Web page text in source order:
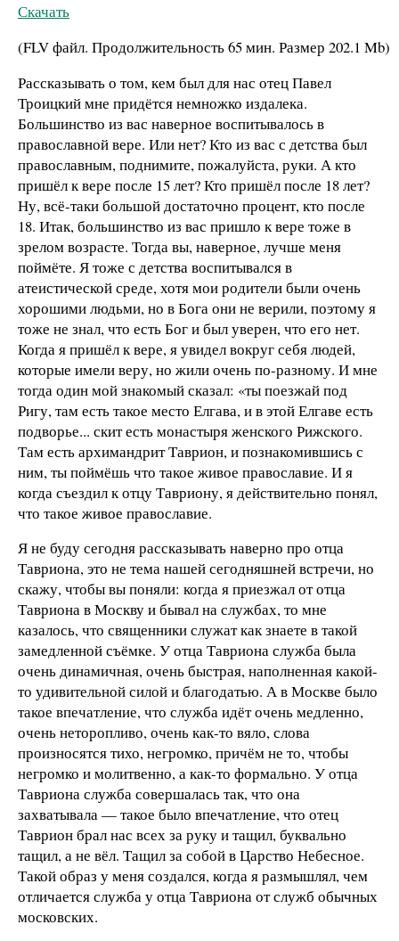
Скачать
(FLV файл. Продолжительность65 мин. Размер 202.1 Mb)
Рассказывать о том, кем был для нас отец Павел
Троицкий мне придётся немножко издалека.
Большинство из вас наверное воспитывалось в
православной вере. Или нет? Кто из вас с детства был
православным, поднимите, пожалуйста, руки. А кто
пришёл к вере после 15 лет? Кто пришёл после 18 лет?
Ну, всё-таки большой достаточно процент, кто после
18. Итак, большинство из вас пришло к вере тоже в
зрелом возрасте. Тогда вы, наверное, лучше меня
поймёте. Я тоже с детства воспитывался в
атеистической среде, хотя мои родители были очень
хорошими людьми, но в Бога они не верили, поэтому я
тоже не знал, что есть Бог и был уверен, что его нет.
Когда я пришёл к вере, я увидел вокруг себя людей,
которые имели веру, но жили очень по-разному. И мне
тогда один мой знакомый сказал: «ты поезжай под
Ригу, там есть такое место Елгава, и в этой Елгаве есть
подворье... скит есть монастыря женского Рижского.
Там есть архимандрит Таврион, и познакомившись с
ним, ты поймёшь что такое живое православие. И я
когда съездил к отцу Тавриону, я действительно понял,
что такое живое православие.
Я не буду сегодня рассказывать наверно про отца
Тавриона, это не тема нашей сегодняшней встречи, но
скажу, чтобы вы поняли: когда я приезжал от отца
Тавриона в Москву и бывал на службах, то мне
казалось, что священники служат как знаете в такой
замедленной съёмке. У отца Тавриона служба была
очень динамичная, очень быстрая, наполненная какой-
то удивительной силой и благодатью. А в Москве было
такое впечатление, что служба идёт очень медленно,
очень неторопливо, очень как-то вяло, слова
произносятся тихо, негромко, причём не то, чтобы
негромко и молитвенно, а как-то формально. У отца
Тавриона служба совершалась так, что она
захватывала — такое было впечатление, что отец
Таврион брал нас всех за руку и тащил, буквально
тащил, а не вёл. Тащил за собой в Царство Небесное.
Такой образ у меня создался, когда я размышлял, чем
отличается служба у отца Тавриона от служб обычных
московских.